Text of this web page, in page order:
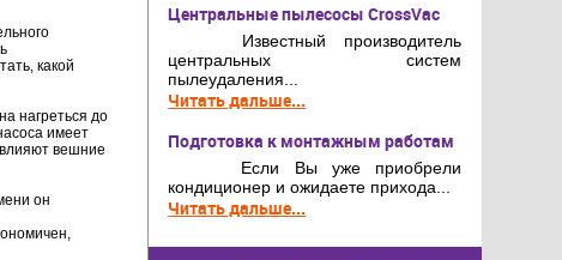
какой
нагреться до
имеет
вешние
он
Центральные пылесосы CrossVac
Известный производитель
центральных систем
пылеудаления...
Читать дальше...
Подготовка к монтажным работам
Если Вы уже приобрели
кондиционер и ожидаете прихода...
Читать дальше...